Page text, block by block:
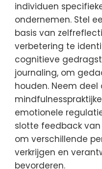
individuen
ondernemen. Stel
basis van
verbetering te
cognitieve
journaling, om
houden. Neem deel
emotionele
slotte feedback
om verschillende
verkrijgen en
bevorderen.